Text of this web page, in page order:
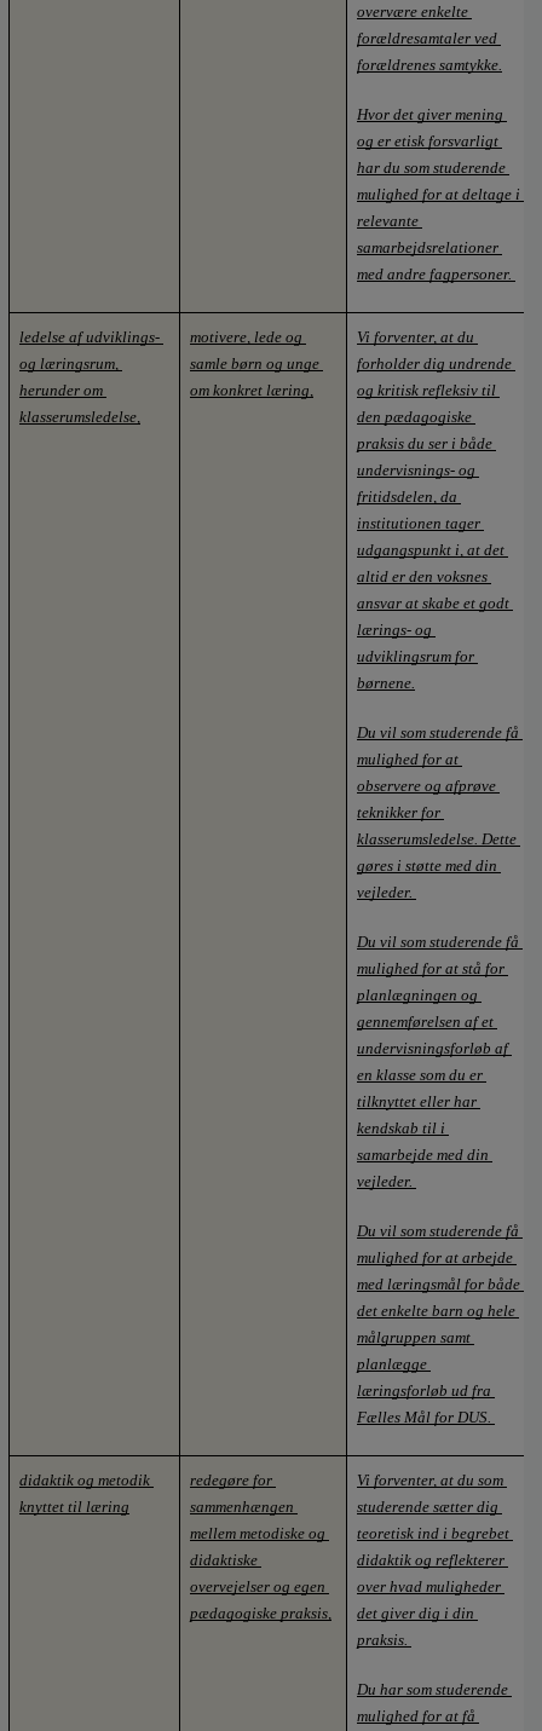
overvære enkelte
forældresamtaler ved
forældrenes samtykke.
Hvor det giver mening
og er etisk forsvarligt
har du som studerende
mulighed for at deltage i
relevante
samarbejdsrelationer
med andre fagpersoner.
ledelse af udviklings-
og læringsrum,
herunder om
klasserumsledelse,
motivere, lede og
samle børn og unge
om konkret læring,
Vi forventer, at du
forholder dig undrende
og kritisk refleksiv til
den pædagogiske
praksis du ser i både
undervisnings- og
fritidsdelen, da
institutionen tager
udgangspunkt i, at det
altid er den voksnes
ansvar at skabe et godt
lærings- og
udviklingsrum for
børnene.
Du vil som studerende få
mulighed for at
observere og afprøve
teknikker for
klasserumsledelse. Dette
gøres i støtte med din
vejleder.
Du vil som studerende få
mulighed for at stå for
planlægningen og
gennemførelsen af et
undervisningsforløb af
en klasse som du er
tilknyttet eller har
kendskab til i
samarbejde med din
vejleder.
Du vil som studerende få
mulighed for at arbejde
med læringsmål for både
det enkelte barn og hele
målgruppen samt
planlægge
læringsforløb ud fra
Fælles Mål for DUS.
didaktik og metodik
knyttet til læring
redegøre for
sammenhængen
mellem metodiske og
didaktiske
overvejelser og egen
pædagogiske praksis,
Vi forventer, at du som
studerende sætter dig
teoretisk ind i begrebet
didaktik og reflekterer
over hvad muligheder
det giver dig i din
praksis.
Du har som studerende
mulighed for at få